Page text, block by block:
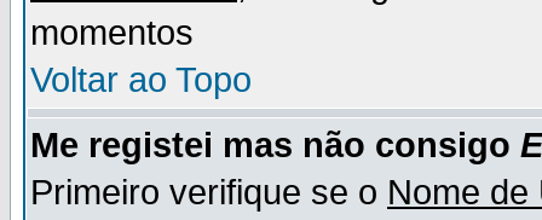
momentos
Voltar ao Topo
Me registei mas não consigo
Primeiro verifique se o Nome de